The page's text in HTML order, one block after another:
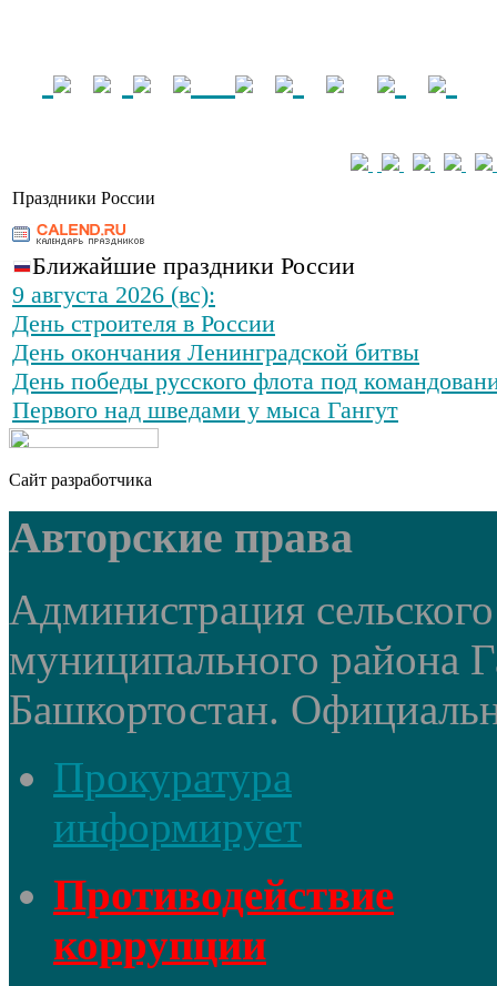
Праздники России
Ближайшие праздники России
9 августа 2026 (вс):
День строителя в России
День окончания Ленинградской битвы
День победы русского флота под
Первого над шведами у мыса Гангут
Сайт разработчика
Авторские права
Администрация
муниципального района
Башкортостан.
Прокуратура
информирует
Противодействие
коррупции